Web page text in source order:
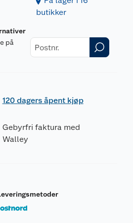
butikker
på
120 dagers åpent kjøp
Gebyrfri faktura med
Walley